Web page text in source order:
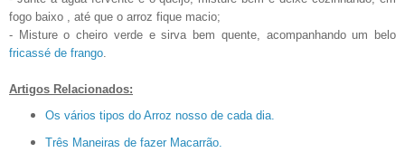
fogo baixo , até que o arroz fique macio;
- Misture o cheiro verde e sirva bem quente, acompanhando um belo
fricassé de frango.
Artigos Relacionados:
Os vários tipos do Arroz nosso de cada dia.
Três Maneiras de fazer Macarrão.